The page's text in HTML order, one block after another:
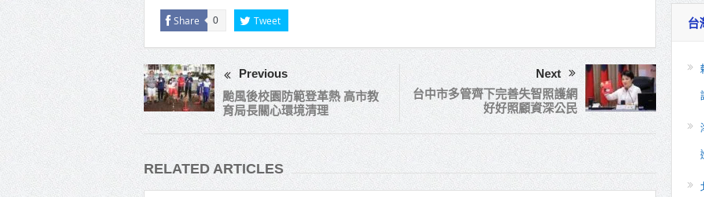
Share 0 Tweet
Previous
颱風後校園防範登革熱 高市教
育局長關心環境清理
Next
台中市多管齊下完善失智照護網
好好照顧資深公民
RELATED ARTICLES
台